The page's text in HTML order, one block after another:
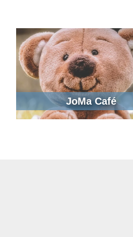
JoMa Café